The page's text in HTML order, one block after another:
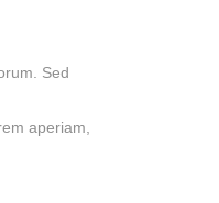
Sed
aperiam,